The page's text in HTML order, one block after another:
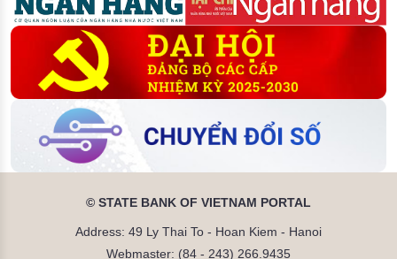
© STATE BANK OF VIETNAM PORTAL
Address: 49 Ly Thai To - Hoan Kiem - Hanoi
Webmaster: (84 - 243) 266.9435